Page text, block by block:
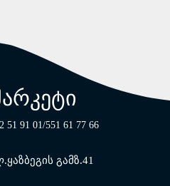
91 01/551 61 77 66
გამზ.41